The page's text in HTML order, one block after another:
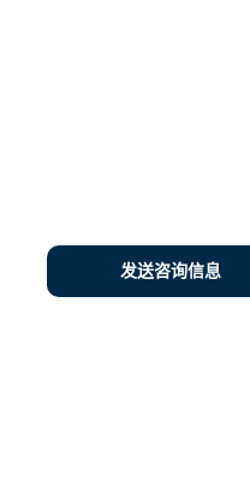
发送咨询信息